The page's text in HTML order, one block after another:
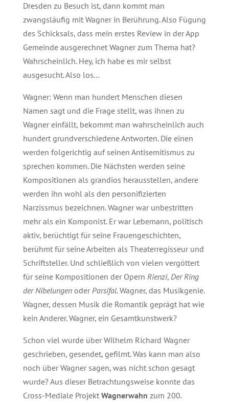
Dresden zu Besuch ist, dann kommt man
zwangsläufig mit Wagner in Berührung. Also Fügung
des Schicksals, dass mein erstes Review in der App
Gemeinde ausgerechnet Wagner zum Thema hat?
Wahrscheinlich. Hey, ich habe es mir selbst
ausgesucht. Also los…
Wagner: Wenn man hundert Menschen diesen
Namen sagt und die Frage stellt, was ihnen zu
Wagner einfällt, bekommt man wahrscheinlich auch
hundert grundverschiedene Antworten. Die einen
werden folgerichtig auf seinen Antisemitismus zu
sprechen kommen. Die Nächsten werden seine
Kompositionen als grandios herausstellen, andere
werden ihn wohl als den personifizierten
Narzissmus bezeichnen. Wagner war unbestritten
mehr als ein Komponist. Er war Lebemann, politisch
aktiv, berüchtigt für seine Frauengeschichten,
berühmt für seine Arbeiten als Theaterregisseur und
Schriftsteller. Und schließlich von vielen vergöttert
für seine Kompositionen der Opern Rienzi, Der Ring
der Nibelungenoder Parsifal. Wagner, das Musikgenie.
Wagner, dessen Musik die Romantik geprägt hat wie
kein Anderer. Wagner, ein Gesamtkunstwerk?
Schon viel wurde über Wilhelm Richard Wagner
geschrieben, gesendet, gefilmt. Was kann man also
noch über Wagner sagen, was nicht schon gesagt
wurde? Aus dieser Betrachtungsweise konnte das
Cross-Mediale Projekt Wagnerwahn zum 200.